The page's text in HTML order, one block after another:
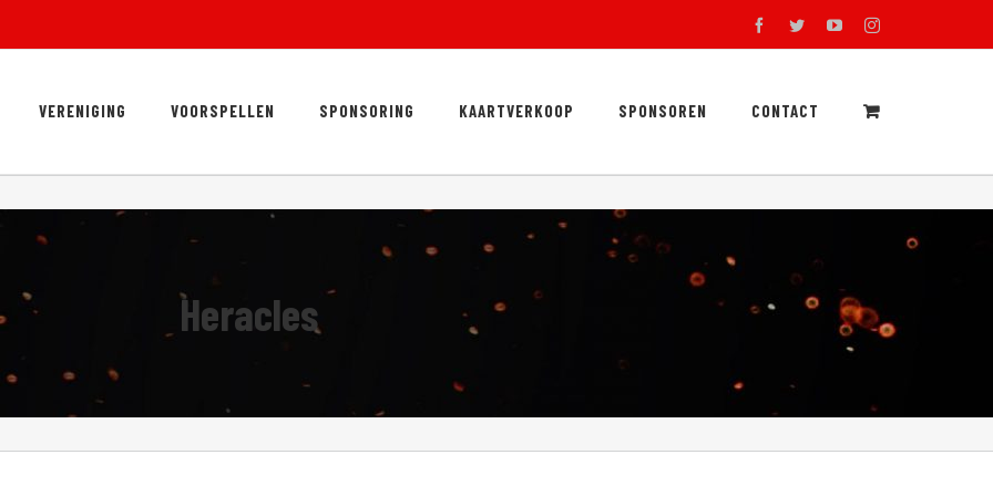
facebooktwitteryoutubeinstagram
VERENIGING VOORSPELLEN SPONSORING KAARTVERKOOP SPONSOREN CONTACT
Heracles